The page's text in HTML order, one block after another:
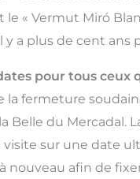
le « Vermut Miró
y a plus de cent ans
pour tous
la fermeture
Belle du Mercadal.
sur une date
nouveau afin de